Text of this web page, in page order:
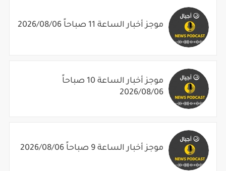
موجز أخبار الساعة 11 صباحاً 2026/08/06
موجز أخبار الساعة 10 صباحاً
2026/08/06
موجز أخبار الساعة 9 صباحاً 2026/08/06